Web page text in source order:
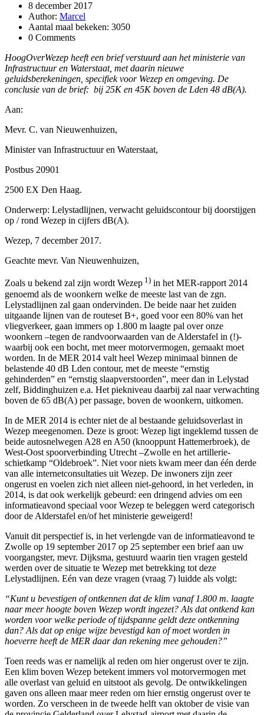
8 december 2017
Author: Marcel
Aantal maal bekeken: 3050
0 Comments
HoogOverWezep heeft een brief verstuurd aan het ministerie van
Infrastructuur en Waterstaat, met daarin nieuwe
geluidsberekeningen, specifiek voor Wezep en omgeving. De
conclusie van de brief: bij 25K en 45K boven de Lden 48 dB(A).
Aan:
Mevr. C. van Nieuwenhuizen,
Minister van Infrastructuur en Waterstaat,
Postbus 20901
2500 EX Den Haag.
Onderwerp: Lelystadlijnen, verwacht geluidscontour bij doorstijgen
op / rond Wezep in cijfers dB(A).
Wezep, 7 december 2017.
Geachte mevr. Van Nieuwenhuizen,
Zoals u bekend zal zijn wordt Wezep 1) in het MER-rapport 2014
genoemd als de woonkern welke de meeste last van de zgn.
Lelystadlijnen zal gaan ondervinden. De beide naar het zuiden
uitgaande lijnen van de routeset B+, goed voor een 80% van het
vliegverkeer, gaan immers op 1.800 m laagte pal over onze
woonkern –tegen de randvoorwaarden van de Alderstafel in (!)-
waarbij ook een bocht, met meer motorvermogen, gemaakt moet
worden. In de MER 2014 valt heel Wezep minimaal binnen de
belastende 40 dB Lden contour, met de meeste “ernstig
gehinderden” en “ernstig slaapverstoorden”, meer dan in Lelystad
zelf, Biddinghuizen e.a. Het piekniveau daarbij zal naar verwachting
boven de 65 dB(A) per passage, boven de woonkern, uitkomen.
In de MER 2014 is echter niet de al bestaande geluidsoverlast in
Wezep meegenomen. Deze is groot: Wezep ligt ingeklemd tussen de
beide autosnelwegen A28 en A50 (knooppunt Hattemerbroek), de
West-Oost spoorverbinding Utrecht –Zwolle en het artillerie-
schietkamp “Oldebroek”. Niet voor niets kwam meer dan één derde
van alle internetconsultaties uit Wezep. De inwoners zijn zeer
ongerust en voelen zich niet alleen niet-gehoord, in het verleden, in
2014, is dat ook werkelijk gebeurd: een dringend advies om een
informatieavond speciaal voor Wezep te beleggen werd categorisch
door de Alderstafel en/of het ministerie geweigerd!
Vanuit dit perspectief is, in het verlengde van de informatieavond te
Zwolle op 19 september 2017 op 25 september een brief aan uw
voorgangster, mevr. Dijksma, gestuurd waarin tien vragen gesteld
werden over de situatie te Wezep met betrekking tot deze
Lelystadlijnen. Eén van deze vragen (vraag 7) luidde als volgt:
“Kunt u bevestigen of ontkennen dat de klim vanaf 1.800 m. laagte
naar meer hoogte boven Wezep wordt ingezet? Als dat ontkend kan
worden voor welke periode of tijdspanne geldt deze ontkenning
dan? Als dat op enige wijze bevestigd kan of moet worden in
hoeverre heeft de MER daar dan rekening mee gehouden?”
Toen reeds was er namelijk al reden om hier ongerust over te zijn.
Een klim boven Wezep betekent immers vol motorvermogen met
alle overlast van geluid en uitstoot als gevolg. De ontwikkelingen
gaven ons alleen maar meer reden om hier ernstig ongerust over te
worden. Zo verscheen in de tweede helft van oktober de visie van